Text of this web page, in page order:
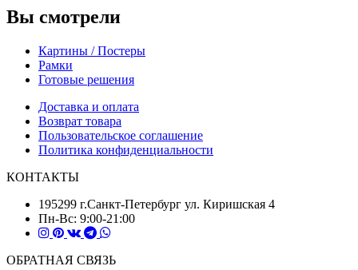
Вы смотрели
Картины / Постеры
Рамки
Готовые решения
Доставка и оплата
Возврат товара
Пользовательское соглашение
Политика конфиденциальности
КОНТАКТЫ
195299 г.Санкт-Петербург ул. Киришская 4
Пн-Вс: 9:00-21:00
ОБРАТНАЯ СВЯЗЬ